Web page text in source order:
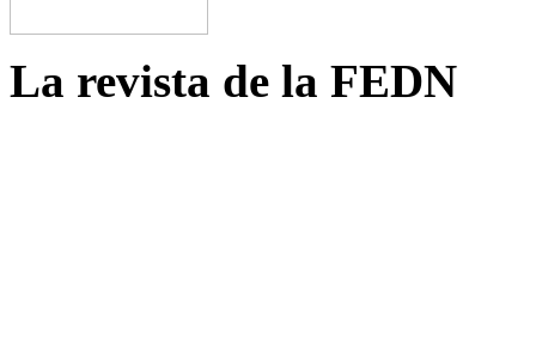
La revista de la FEDN